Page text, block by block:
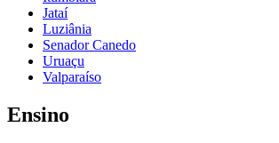
Jataí
Luziânia
Senador Canedo
Uruaçu
Valparaíso
Ensino